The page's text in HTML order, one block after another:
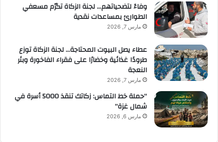
وفاءً لتضحياتهم… لجنة الزكاة تكرّم مسعفي
الطوارئ بمساعدات نقدية
مارس 7, 2026
عطاء يصل البيوت المحتاجة… لجنة الزكاة توزع
طرودًا غذائية وخضارًا على فقراء الفاخورة وبئر
النعجة
مارس 7, 2026
“حملة خط التماس: زكاتك تنقذ 5000 أسرة في
شمال غزة”
مارس 6, 2026